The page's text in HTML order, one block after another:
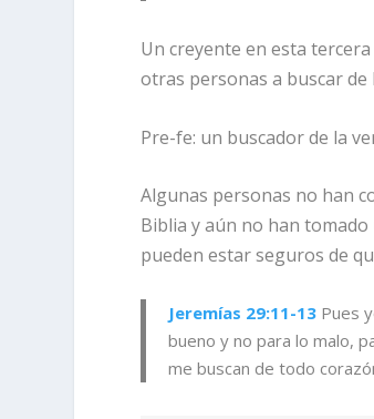
Un creyente en esta
otras personas a buscar de
Pre-fe: un buscador de la
Algunas personas no han
Biblia y aún no han tomado
pueden estar seguros de
Jeremías 29:11-13 Pues
bueno y no para lo malo,
me buscan de todo